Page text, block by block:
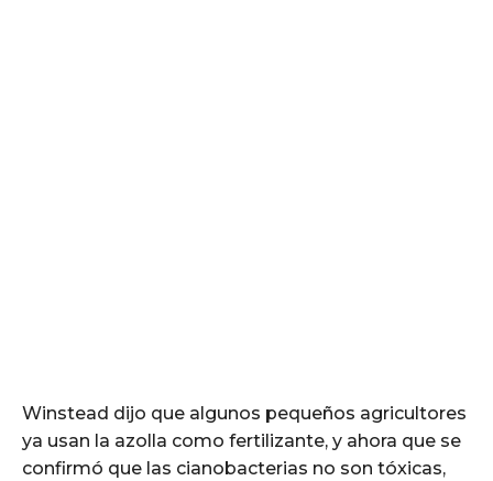
Winstead dijo que algunos pequeños agricultores
ya usan la azolla como fertilizante, y ahora que se
confirmó que las cianobacterias no son tóxicas,